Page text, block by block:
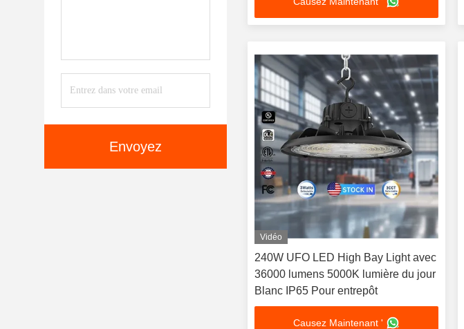
Envoyez
Vidéo
240W UFO LED High Bay Light avec
36000 lumens 5000K lumière du jour
Blanc IP65 Pour entrepôt
Causez Maintenant '